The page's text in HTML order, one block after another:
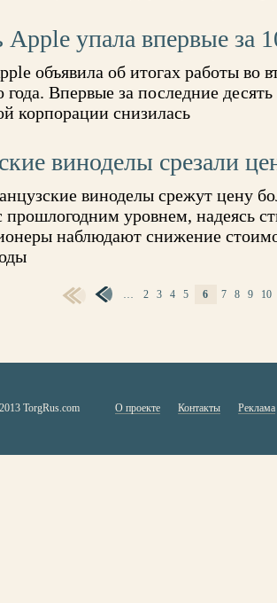
упала впервые за
объявила об итогах работы во
года. Впервые за последние
корпорации снизилась
виноделы срезали
виноделы срежут цену
прошлогодним уровнем, надеясь
наблюдают снижение
… 2 3 4 5 6 7 8 9 10
TorgRus.com О проекте Контакты Реклама